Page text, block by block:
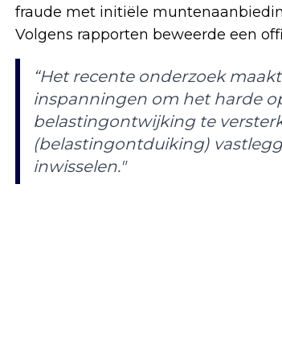
fraude met initiële
Volgens rapporten beweerde een
“Het recente onderzoek
inspanningen om het harde
belastingontwijking te
(belastingontduiking)
inwisselen."